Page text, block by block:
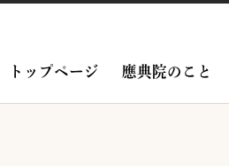
トップページ 應典院のこと